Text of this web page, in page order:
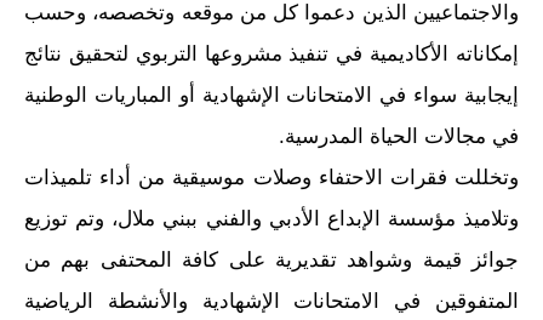
والاجتماعيين الذين دعموا كل من موقعه وتخصصه، وحسب
إمكاناته الأكاديمية في تنفيذ مشروعها التربوي لتحقيق نتائج
إيجابية سواء في الامتحانات الإشهادية أو المباريات الوطنية
في مجالات الحياة المدرسية.
وتخللت فقرات الاحتفاء وصلات موسيقية من أداء تلميذات
وتلاميذ مؤسسة الإبداع الأدبي والفني ببني ملال، وتم توزيع
جوائز قيمة وشواهد تقديرية على كافة المحتفى بهم من
المتفوقين في الامتحانات الإشهادية والأنشطة الرياضية